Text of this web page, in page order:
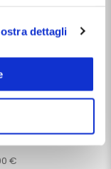
X in alto a
dettagli
€